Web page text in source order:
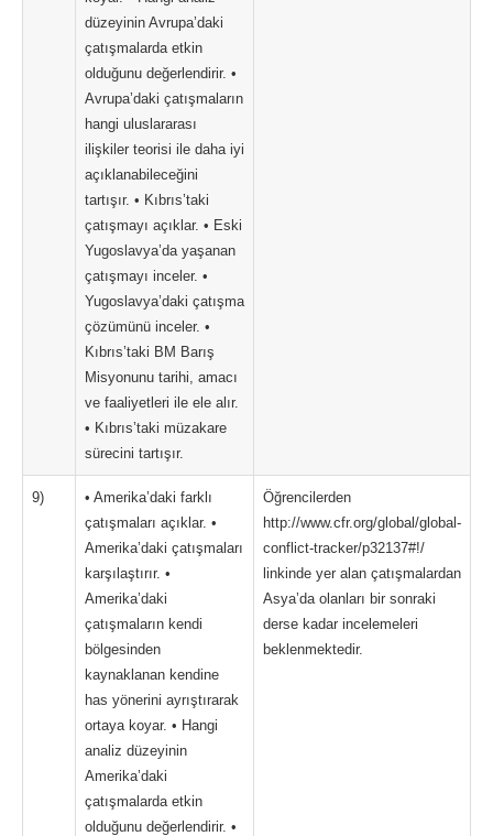
düzeyinin Avrupa’daki
çatışmalarda etkin
olduğunu değerlendirir. •
Avrupa’daki çatışmaların
hangi uluslararası
ilişkiler teorisi ile daha iyi
açıklanabileceğini
tartışır. • Kıbrıs’taki
çatışmayı açıklar. • Eski
Yugoslavya’da yaşanan
çatışmayı inceler. •
Yugoslavya’daki çatışma
çözümünü inceler. •
Kıbrıs’taki BM Barış
Misyonunu tarihi, amacı
ve faaliyetleri ile ele alır.
• Kıbrıs’taki müzakare
sürecini tartışır.
9)
• Amerika’daki farklı
çatışmaları açıklar. •
Amerika’daki çatışmaları
karşılaştırır. •
Amerika’daki
çatışmaların kendi
bölgesinden
kaynaklanan kendine
has yönerini ayrıştırarak
ortaya koyar. • Hangi
analiz düzeyinin
Amerika’daki
çatışmalarda etkin
olduğunu değerlendirir. •
Öğrencilerden
http://www.cfr.org/global/global-
conflict-tracker/p32137#!/
linkinde yer alan çatışmalardan
Asya’da olanları bir sonraki
derse kadar incelemeleri
beklenmektedir.